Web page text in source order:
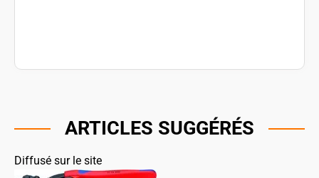
ARTICLES SUGGÉRÉS
Diffusé sur le site